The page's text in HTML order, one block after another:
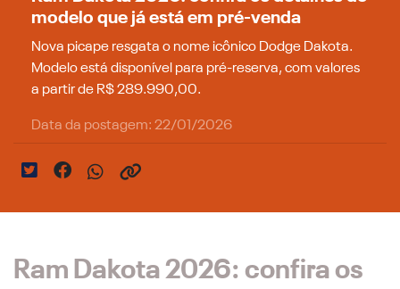
modelo que já está em pré-venda
Nova picape resgata o nome icônico Dodge Dakota.
Modelo está disponível para pré-reserva, com valores
a partir de R$ 289.990,00.
Data da postagem: 22/01/2026
Ram Dakota 2026: confira os